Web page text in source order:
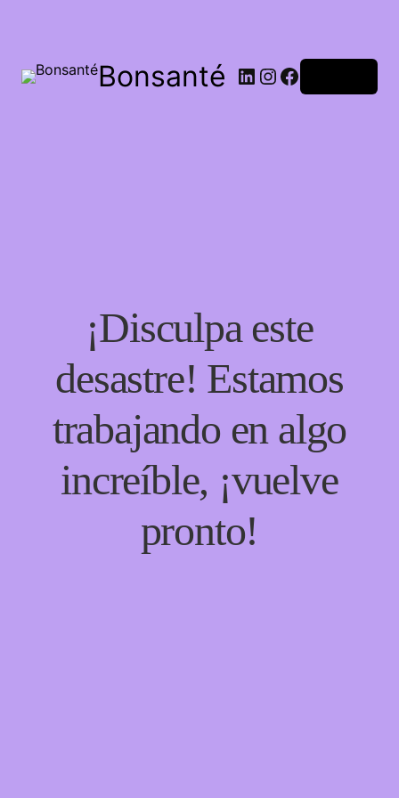
Bonsanté
¡Disculpa este
desastre! Estamos
trabajando en algo
increíble, ¡vuelve
pronto!